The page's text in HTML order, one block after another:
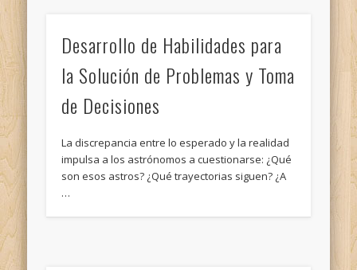
Desarrollo de Habilidades para
la Solución de Problemas y Toma
de Decisiones
La discrepancia entre lo esperado y la realidad
impulsa a los astrónomos a cuestionarse: ¿Qué
son esos astros? ¿Qué trayectorias siguen? ¿A
…